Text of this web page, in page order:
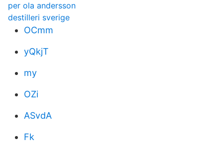
per ola andersson
destilleri sverige
OCmm
yQkjT
my
OZi
ASvdA
Fk